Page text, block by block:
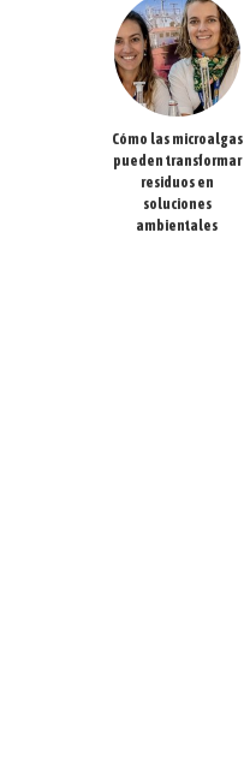
Cómo las microalgas
pueden transformar
residuos en
soluciones
ambientales